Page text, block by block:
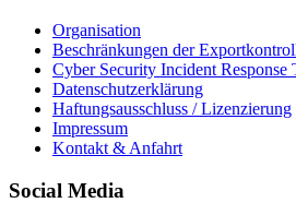
Organisation
Beschränkungen der
Cyber Security Incident Response
Datenschutzerklärung
Haftungsausschluss / Lizenzierung
Impressum
Kontakt & Anfahrt
Social Media